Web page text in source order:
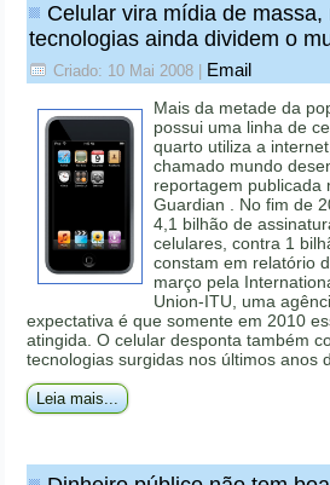
Celular vira mídia de massa,
tecnologias ainda dividem o
Criado: 10 Mai 2008 Email
Mais da metade da
possui uma linha de
quarto utiliza a
chamado mundo
reportagem publicada
Guardian . No fim de
4,1 bilhão de
celulares, contra 1
constam em relatório
março pela
Union-ITU, uma
expectativa é que somente em 2010
atingida. O celular desponta também
tecnologias surgidas nos últimos anos
Leia mais...